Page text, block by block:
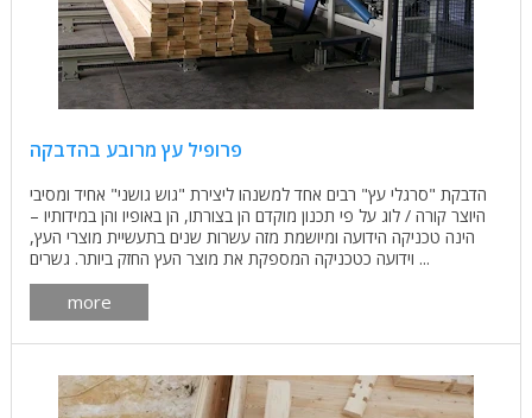
פרופיל עץ מרובע בהדבקה
הדבקת "סרגלי עץ" רבים אחד למשנהו ליצירת "גוש גושני" אחיד ומסיבי
היוצר קורה / לוג על פי תכנון מוקדם הן בצורתו, הן באופיו והן במידותיו –
הינה טכניקה הידועה ומיושמת מזה עשרות שנים בתעשיית מוצרי העץ,
וידועה כטכניקה המספקת את מוצר העץ החזק ביותר. גשרים ...
more